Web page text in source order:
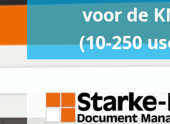
voor de
(10-250